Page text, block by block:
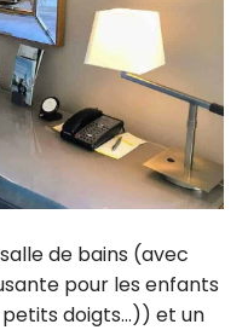
de bains (avec
pour les enfants
doigts…)) et un